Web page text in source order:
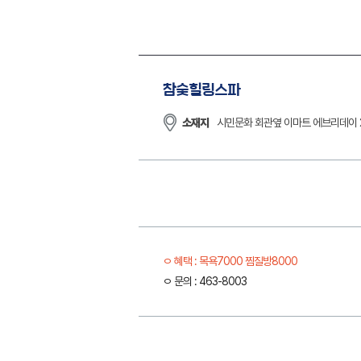
참숯힐링스파
소재지 시민문화 회관옆 이마트 에브리데이
혜택 : 목욕7000 찜질방8000
문의 : 463-8003